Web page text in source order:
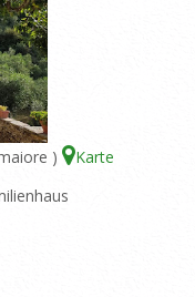
)
Karte